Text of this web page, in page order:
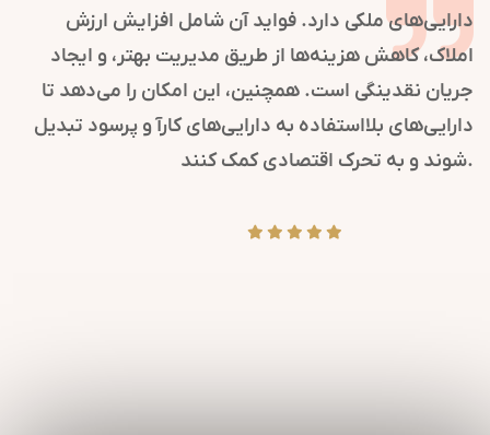
دارد. این فرایند با مدیریت ارتباطات و
و شهرت سازمان را تقویت می‌کند.
روابط عمومی به موقعیت‌یابی برند کمک
مهم سازمانی را به ذینفعان می‌رسانند.
بحران، روابط عمومی کلیدی است تا
دارایی‌های
املاک،
جریان
دارایی‌های